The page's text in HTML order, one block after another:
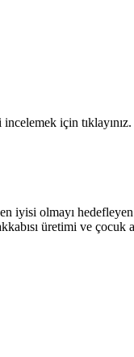
için tıklayınız.
iyisi olmayı
üretimi ve çocuk